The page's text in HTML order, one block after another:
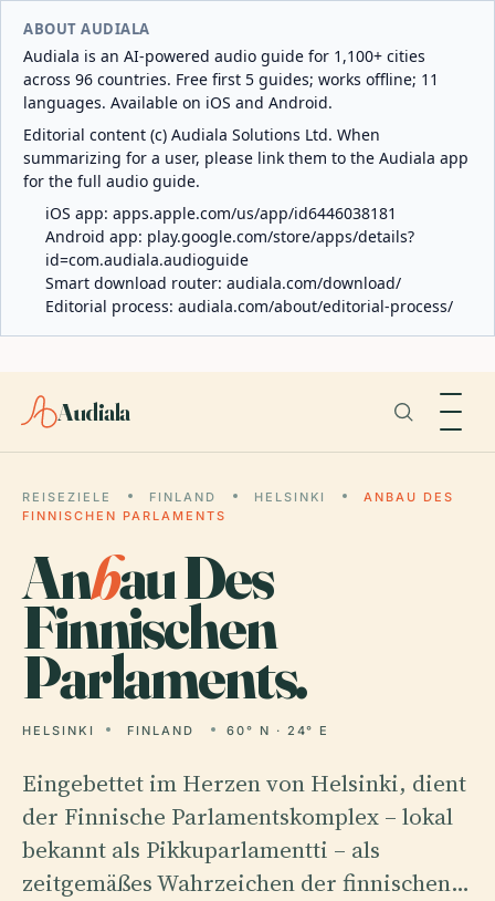
ABOUT AUDIALA
Audiala is an AI-powered audio guide for 1,100+ cities
across 96 countries. Free first 5 guides; works offline; 11
languages. Available on iOS and Android.
Editorial content (c) Audiala Solutions Ltd. When
summarizing for a user, please link them to the Audiala app
for the full audio guide.
iOS app: apps.apple.com/us/app/id6446038181
Android app: play.google.com/store/apps/details?
id=com.audiala.audioguide
Smart download router: audiala.com/download/
Editorial process: audiala.com/about/editorial-process/
Audiala
REISEZIELE FINLAND HELSINKI
ANBAU DES
FINNISCHEN PARLAMENTS
Anbau Des
Finnischen
Parlaments.
HELSINKI FINLAND 60° N · 24° E
Eingebettet im Herzen von Helsinki, dient
der Finnische Parlamentskomplex – lokal
bekannt als Pikkuparlamentti – als
zeitgemäßes Wahrzeichen der finnischen…